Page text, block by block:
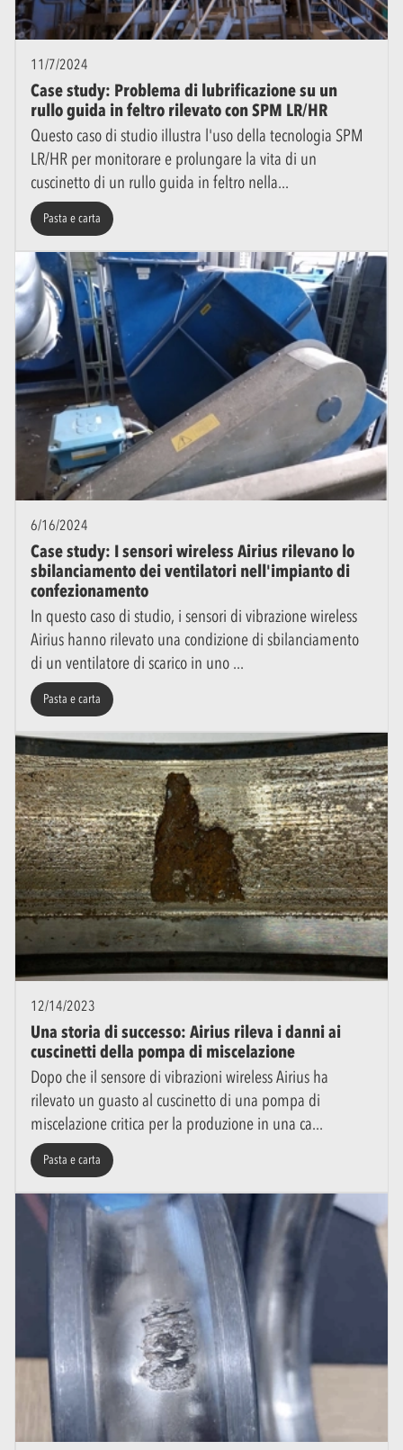
11/7/2024
Case study: Problema di lubrificazione su un
rullo guida in feltro rilevato con SPM LR/HR
Questo caso di studio illustra l'uso della tecnologia SPM
LR/HR per monitorare e prolungare la vita di un
cuscinetto di un rullo guida in feltro nella
Pasta e carta
6/16/2024
Case study: I sensori wireless Airius rilevano lo
sbilanciamento dei ventilatori nell'impianto di
confezionamento
In questo caso di studio, i sensori di vibrazione wireless
Airius hanno rilevato una condizione di sbilanciamento
di un ventilatore di scarico in uno
Pasta e carta
12/14/2023
Una storia di successo: Airius rileva i danni ai
cuscinetti della pompa di miscelazione
Dopo che il sensore di vibrazioni wireless Airius ha
rilevato un guasto al cuscinetto di una pompa di
miscelazione critica per la produzione in una ca
Pasta e carta